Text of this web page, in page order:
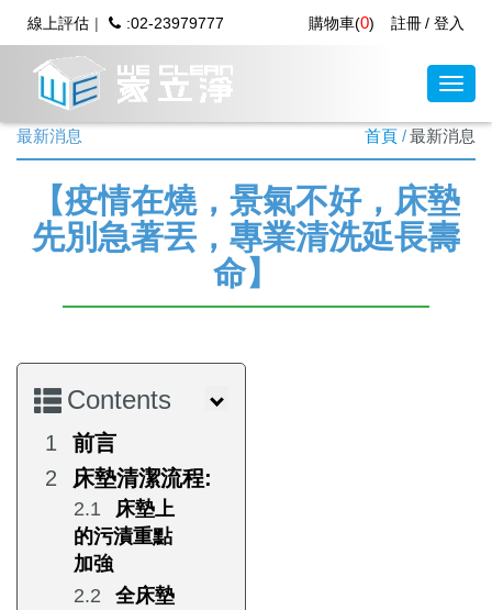
線上評估 :02-23979777 註冊 登入
購物車(0)
最新消息 首頁 最新消息
【疫情在燒，景氣不好，床墊
先別急著丟，專業清洗延長壽
命】
Contents
前言
床墊清潔流程:
床墊上
的污漬重點
加強
全床墊